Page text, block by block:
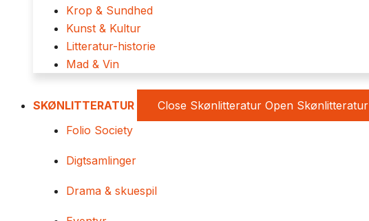
Krop & Sundhed
Kunst & Kultur
Litteratur-historie
Mad & Vin
SKØNLITTERATUR Close Skønlitteratur Open Skønlitteratur
Folio Society
Digtsamlinger
Drama & skuespil